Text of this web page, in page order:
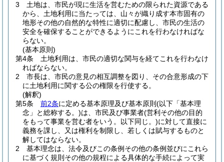
3
土地は、市民が現に生活を営むための限られた資源である
から、土地利用に当たっては、山々が織り成す本市固有の
地形その他の自然的な特性に適切に配慮し、市民の生活の
安全を確保することができるようにこれを行わなければな
らない。
(基本原則)
第4条
土地利用は、市民の適切な関与を経てこれを行わなけ
ればならない。
2
市長は、市民の意見の相互調整を図り、その合意形成の下
に土地利用に関する公の権限を行使する。
(解釈)
第5条
前2条に定める基本原理及び基本原則 (以下「基本理
念」と総称する。)は、市民及び事業者(営利その他の目的
をもって事業を営む者をいう。以下同じ。)に対して直接に
義務を課し、又は権利を制限し、若しくは賦与するものと
解してはならない。
2
基本理念は、法令及びこの条例その他の条例並びにこれら
に基づく規則その他の規程による具体的な手続によって実